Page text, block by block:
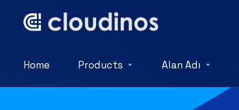
Home Products Alan Adı